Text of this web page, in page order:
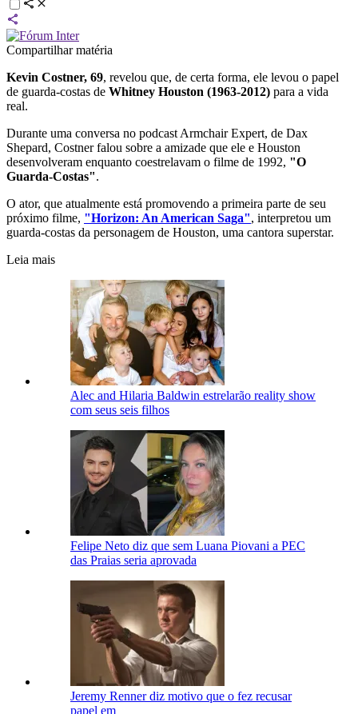
Compartilhar matéria
Kevin Costner, 69, revelou que, de certa forma, ele levou o papel
de guarda-costas de Whitney Houston (1963-2012) para a vida
real.
Durante uma conversa no podcast Armchair Expert, de Dax
Shepard, Costner falou sobre a amizade que ele e Houston
desenvolveram enquanto coestrelavam o filme de 1992, "O
Guarda-Costas".
O ator, que atualmente está promovendo a primeira parte de seu
próximo filme, "Horizon: An American Saga", interpretou um
guarda-costas da personagem de Houston, uma cantora superstar.
Leia mais
Alec and Hilaria Baldwin estrelarão reality show
com seus seis filhos
Felipe Neto diz que sem Luana Piovani a PEC
das Praias seria aprovada
Jeremy Renner diz motivo que o fez recusar
papel em